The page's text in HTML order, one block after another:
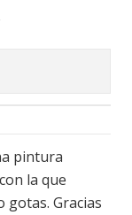
pintura
la que
gotas. Gracias